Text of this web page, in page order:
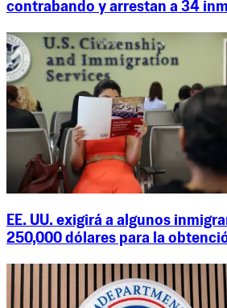
contrabando y arrestan a 34
EE. UU. exigirá a algunos
250,000 dólares para la